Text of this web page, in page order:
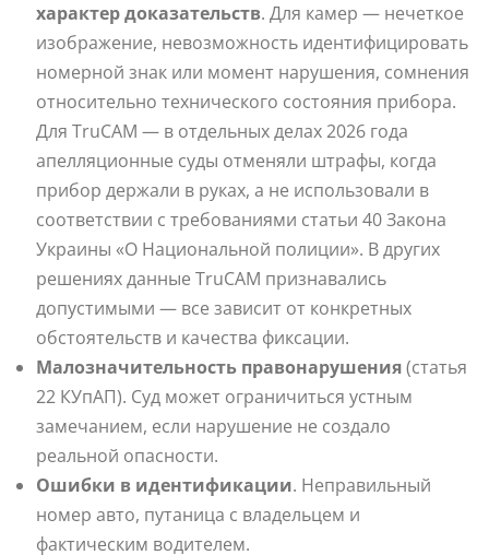
характер доказательств. Для камер — нечеткое
изображение, невозможность идентифицировать
номерной знак или момент нарушения, сомнения
относительно технического состояния прибора.
Для TruCAM — в отдельных делах 2026 года
апелляционные суды отменяли штрафы, когда
прибор держали в руках, а не использовали в
соответствии с требованиями статьи 40 Закона
Украины «О Национальной полиции». В других
решениях данные TruCAM признавались
допустимыми — все зависит от конкретных
обстоятельств и качества фиксации.
Малозначительность правонарушения(статья
22 КУпАП). Суд может ограничиться устным
замечанием, если нарушение не создало
реальной опасности.
Ошибки в идентификации. Неправильный
номер авто, путаница с владельцем и
фактическим водителем.